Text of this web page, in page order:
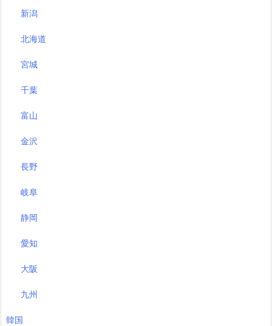
新潟
北海道
宮城
千葉
富山
金沢
長野
岐阜
静岡
愛知
大阪
九州
韓国